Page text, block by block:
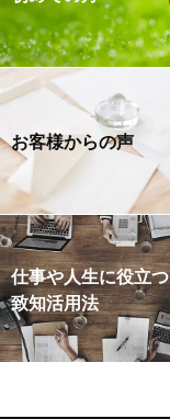
お客様からの声
仕事や人生に役立つ
致知活用法